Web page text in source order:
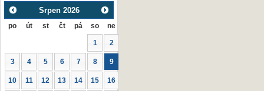
Srpen 2026
po út st čt pá so ne
1 2
3 4 5 6 7 8 9
10 11 12 13 14 15 16